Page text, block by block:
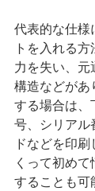
代表的な仕様
トを入れる
力を失い、元
構造などがあ
する場合は、
号、シリアル
ドなどを印
くって初め
することも可